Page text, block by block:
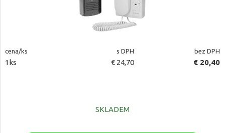
cena/ks s DPH bez DPH
1ks € 24,70 € 20,40
SKLADEM